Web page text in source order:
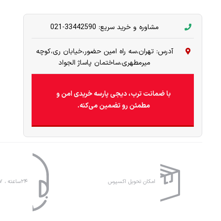
مشاوره و خرید سریع: 33442590-021
آدرس: تهران،سه راه امین حضور،خیابان ری،کوچه
میرمطهری،ساختمان پاساژ الجواد
با ضمانت ترب، دیجی پارسه خریدی امن و
مطمئن رو تضمین می‌کنه.
امکان تحویل اکسپرس ۲۴ساعته ، ۷روز هفته